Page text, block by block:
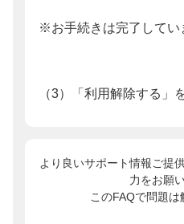
※お手続きは完了してい
（3）「利用解除する」
より良いサポート情報ご提
力をお願
このFAQで問題は